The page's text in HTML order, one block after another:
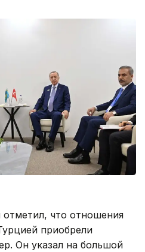
что отношения
приобрели
Он указал на большой